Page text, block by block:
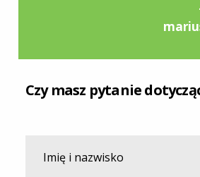
Czy masz pytanie